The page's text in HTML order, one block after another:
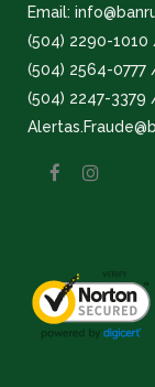
Email:
(504) 2290-
(504) 2564-
(504) 2247-